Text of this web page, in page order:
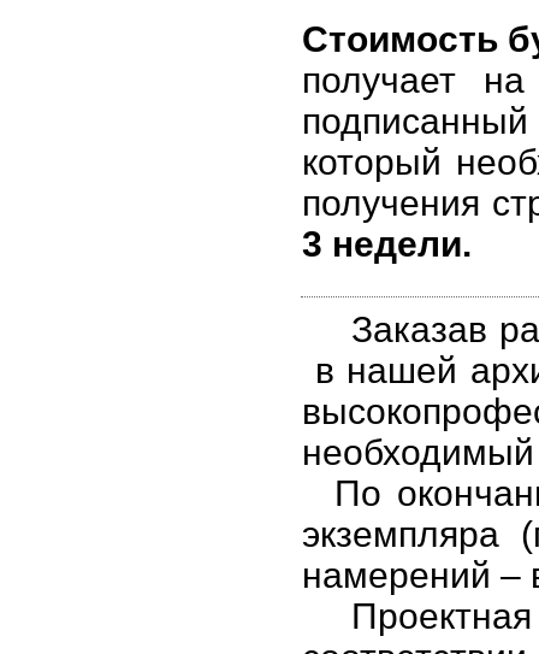
Стоимость
получает
который
получения
3 недели.
Заказав
в нашей
По
намерений –
Проектная